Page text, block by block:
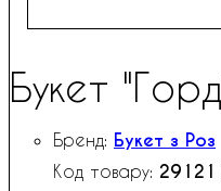
Букет
Букет з Роз